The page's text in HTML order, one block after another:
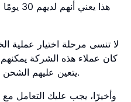
لا تنسى مرحلة اختيار عملية
كان عملاء هذه الشركة
يتعين عليهم الشحن إلى العنوان الذي حددته أعلاه.
وأخيرًا، يجب عليك التعامل